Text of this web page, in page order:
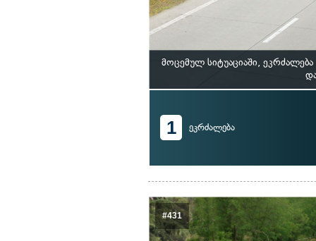
მოცემულ სიტუაციაში,
1 ეკრძალება
#431